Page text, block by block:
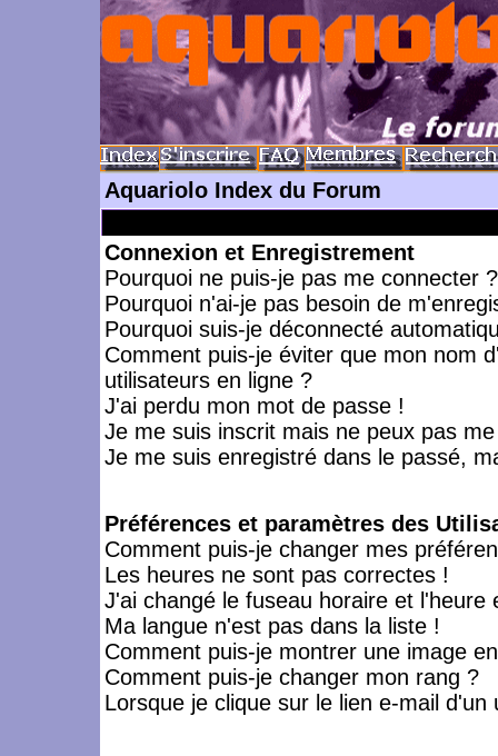
Aquariolo Index du Forum
Connexion et Enregistrement
Pourquoi ne puis-je pas me connecter ?
Pourquoi n'ai-je pas besoin de
Pourquoi suis-je déconnecté
Comment puis-je éviter que mon nom
utilisateurs en ligne ?
J'ai perdu mon mot de passe !
Je me suis inscrit mais ne peux pas
Je me suis enregistré dans le passé,
Préférences et paramètres des
Comment puis-je changer mes
Les heures ne sont pas correctes !
J'ai changé le fuseau horaire et l'heure
Ma langue n'est pas dans la liste !
Comment puis-je montrer une image
Comment puis-je changer mon rang ?
Lorsque je clique sur le lien e-mail